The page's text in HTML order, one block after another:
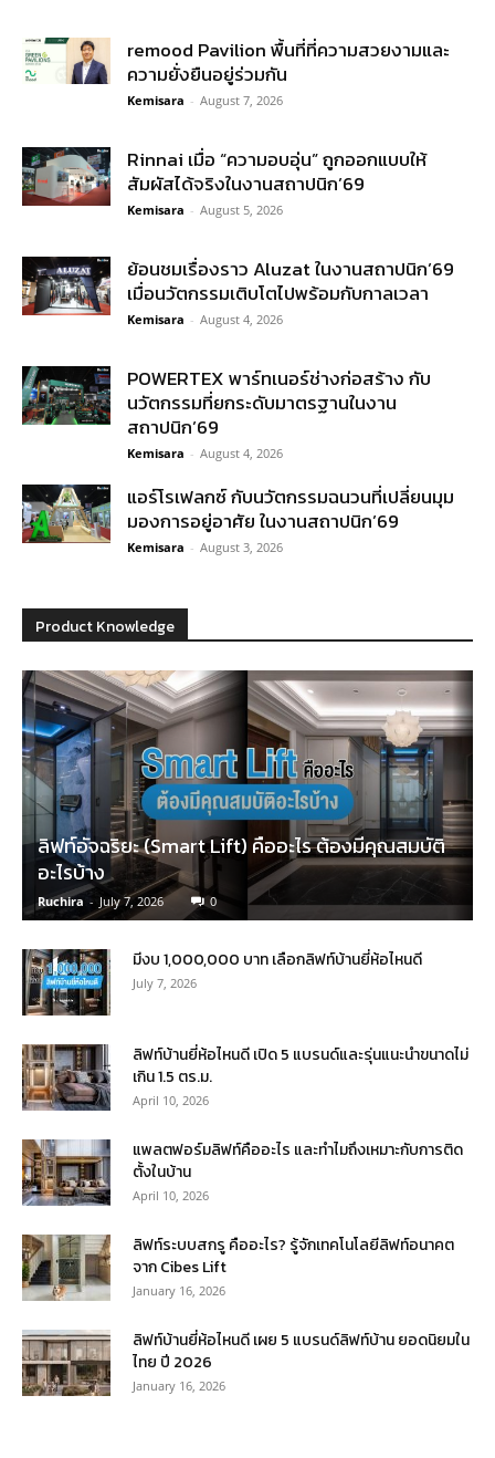
remood Pavilion พื้นที่ที่ความสวยงามและ
ความยั่งยืนอยู่ร่วมกัน
Kemisara - August 7, 2026
Rinnai เมื่อ “ความอบอุ่น” ถูกออกแบบให้
สัมผัสได้จริงในงานสถาปนิก’69
Kemisara - August 5, 2026
ย้อนชมเรื่องราว Aluzat ในงานสถาปนิก’69
เมื่อนวัตกรรมเติบโตไปพร้อมกับกาลเวลา
Kemisara - August 4, 2026
POWERTEX พาร์ทเนอร์ช่างก่อสร้าง กับ
นวัตกรรมที่ยกระดับมาตรฐานในงาน
สถาปนิก’69
Kemisara - August 4, 2026
แอร์โรเฟลกซ์ กับนวัตกรรมฉนวนที่เปลี่ยนมุม
มองการอยู่อาศัย ในงานสถาปนิก’69
Kemisara - August 3, 2026
Product Knowledge
ลิฟท์อัจฉริยะ (Smart Lift) คืออะไร ต้องมีคุณสมบัติ
อะไรบ้าง
Ruchira - July 7, 2026 0
มีงบ 1,000,000 บาท เลือกลิฟท์บ้านยี่ห้อไหนดี
July 7, 2026
ลิฟท์บ้านยี่ห้อไหนดี เปิด 5 แบรนด์และรุ่นแนะนำขนาดไม่
เกิน 1.5 ตร.ม.
April 10, 2026
แพลตฟอร์มลิฟท์คืออะไร และทำไมถึงเหมาะกับการติด
ตั้งในบ้าน
April 10, 2026
ลิฟท์ระบบสกรู คืออะไร? รู้จักเทคโนโลยีลิฟท์อนาคต
จาก Cibes Lift
January 16, 2026
ลิฟท์บ้านยี่ห้อไหนดี เผย 5 แบรนด์ลิฟท์บ้าน ยอดนิยมใน
ไทย ปี 2026
January 16, 2026